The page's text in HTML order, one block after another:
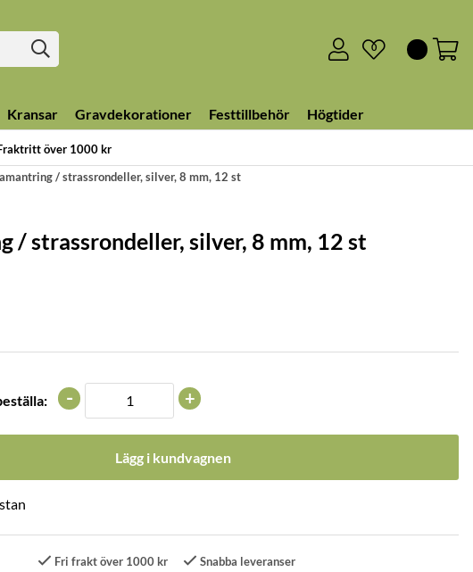
över 1000 kr
0
Kransar Gravdekorationer Festtillbehör Högtider
/ strassrondeller, silver, 8 mm, 12 st
/ strassrondeller, silver, 8 mm, 12 st
+
-
Lägg i kundvagnen
Fri frakt över 1000 kr Snabba leveranser